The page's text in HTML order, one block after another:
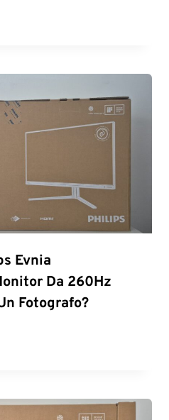
Evnia
Da 260Hz
Fotografo?